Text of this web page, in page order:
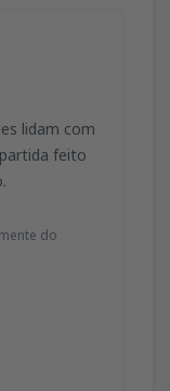
lidam com
feito
do